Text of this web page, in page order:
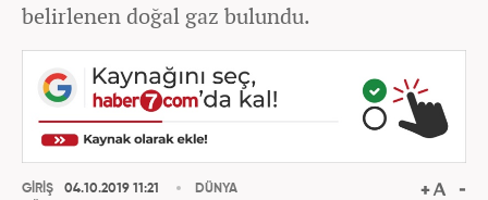
belirlenen doğal gaz bulundu.
GİRİŞ
04.10.2019 11:21
DÜNYA